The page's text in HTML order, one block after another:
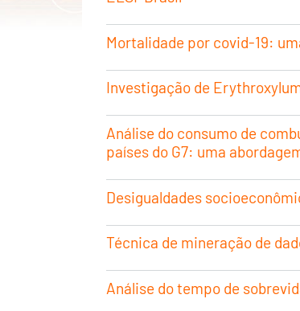
Mortalidade por covid-19:
Investigação de
Análise do consumo de
países do G7: uma
Desigualdades
Técnica de mineração de
Análise do tempo de